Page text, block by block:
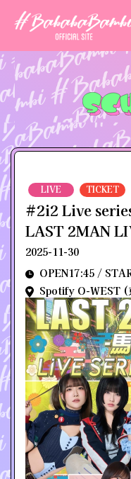
LIVE TICKET
#2i2 Live
LAST 2MAN
2025-11-30
OPEN17:45 /
Spotify O-WEST (